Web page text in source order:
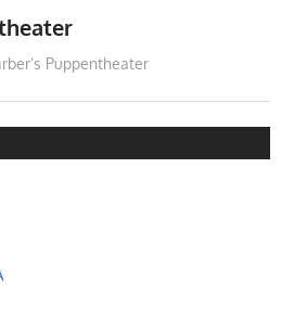
Puppentheater